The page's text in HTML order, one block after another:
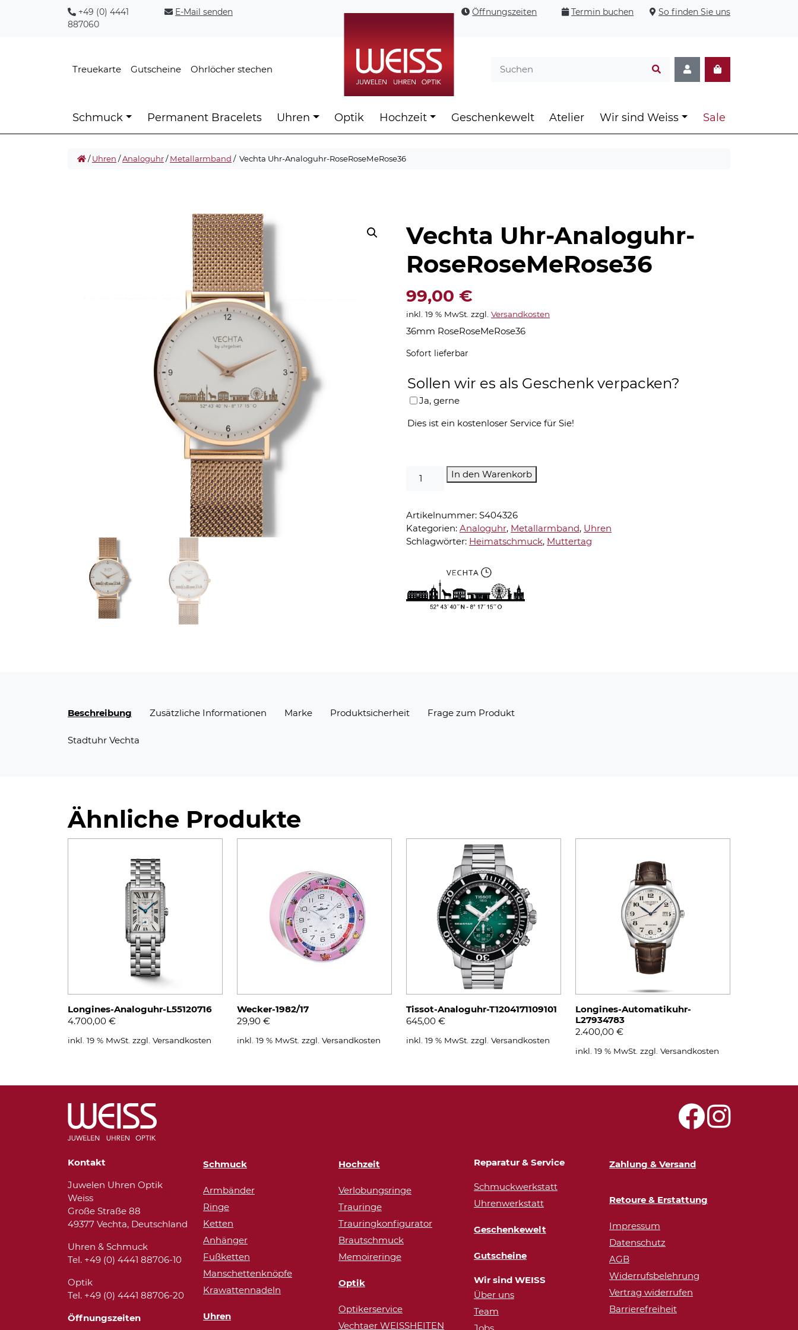
+49 (0) 4441
887060
E-Mail senden Öffnungszeiten Termin buchen So finden Sie uns
Treuekarte Gutscheine Ohrlöcher stechen
Schmuck Permanent Bracelets Uhren Optik Hochzeit Geschenkewelt Atelier Wir sind Weiss Sale
/Uhren /Analoguhr/Metallarmband / Vechta Uhr-Analoguhr-RoseRoseMeRose36
Vechta Uhr-Analoguhr-
RoseRoseMeRose36
99,00 €
inkl. 19 % MwSt. zzgl. Versandkosten
36mm RoseRoseMeRose36
Sofort lieferbar
Sollen wir es als Geschenk verpacken?
Ja, gerne
Dies ist ein kostenloser Service für Sie!
Uhr-
RoseRoseMeRose36
Menge
In den Warenkorb
Artikelnummer: S404326
Kategorien: Analoguhr, Metallarmband, Uhren
Schlagwörter: Heimatschmuck, Muttertag
Beschreibung Zusätzliche Informationen Marke Produktsicherheit Frage zum Produkt
Stadtuhr Vechta
Ähnliche Produkte
Longines-Analoguhr-L55120716
4.700,00 €
inkl. 19 % MwSt. zzgl. Versandkosten
Wecker-1982/17
29,90 €
inkl. 19 % MwSt. zzgl. Versandkosten
Tissot-Analoguhr-T1204171109101
645,00 €
inkl. 19 % MwSt. zzgl. Versandkosten
Longines-Automatikuhr-
L27934783
2.400,00 €
inkl. 19 % MwSt. zzgl. Versandkosten
Kontakt
Juwelen Uhren Optik
Weiss
Große Straße 88
49377 Vechta, Deutschland
Uhren & Schmuck
Tel. +49 (0) 4441 88706-10
Optik
Tel. +49 (0) 4441 88706-20
Öffnungszeiten
Schmuck
Armbänder
Ringe
Ketten
Anhänger
Fußketten
Manschettenknöpfe
Krawattennadeln
Uhren
Hochzeit
Verlobungsringe
Trauringe
Trauringkonfigurator
Brautschmuck
Memoireringe
Optik
Optikerservice
Vechtaer WEISSHEITEN
Reparatur & Service
Schmuckwerkstatt
Uhrenwerkstatt
Geschenkewelt
Gutscheine
Wir sind WEISS
Über uns
Team
Zahlung & Versand
Retoure & Erstattung
Impressum
Datenschutz
AGB
Widerrufsbelehrung
Vertrag widerrufen
Barrierefreiheit